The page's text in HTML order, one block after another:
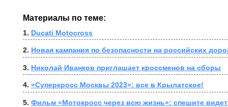
Материалы по теме:
1. Ducati Motocross
2. Новая кампания по безопасности на российских
3. Николай Иванков приглашает кроссменов на сборы
4. «Суперкросс Москвы 2023»: все в Крылатское!
5. Фильм «Мотокросс через всю жизнь»: спешите